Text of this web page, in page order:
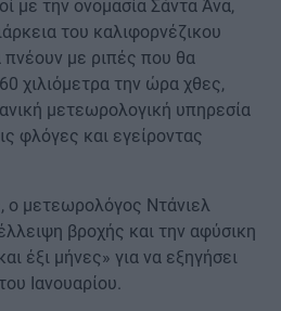
με την ονομασία Σάντα Άνα,
του καλιφορνέζικου
πνέουν με ριπές που θα
χιλιόμετρα την ώρα χθες,
μετεωρολογική υπηρεσία
φλόγες και εγείροντας
ο μετεωρολόγος Ντάνιελ
βροχής και την αφύσικη
έξι μήνες» για να εξηγήσει
Ιανουαρίου.